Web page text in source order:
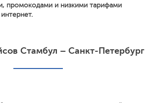
промокодами и низкими тарифами
Стамбул – Санкт-Петербург